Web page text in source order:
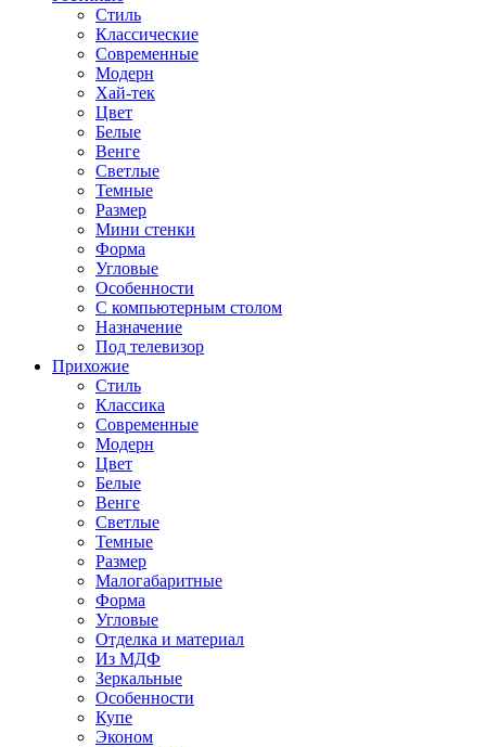
Стиль
Классические
Современные
Модерн
Хай-тек
Цвет
Белые
Венге
Светлые
Темные
Размер
Мини стенки
Форма
Угловые
Особенности
С компьютерным столом
Назначение
Под телевизор
Прихожие
Стиль
Классика
Современные
Модерн
Цвет
Белые
Венге
Светлые
Темные
Размер
Малогабаритные
Форма
Угловые
Отделка и материал
Из МДФ
Зеркальные
Особенности
Купе
Эконом